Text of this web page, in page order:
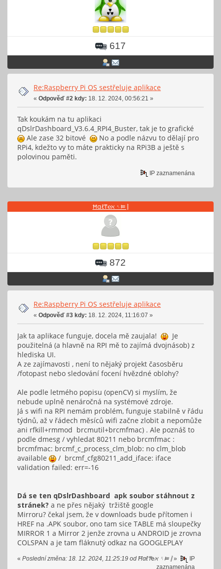
617
Re:Raspberry Pi OS sestřeluje aplikace
« Odpověď #2 kdy: 18. 12. 2024, 00:56:21 »
Tak koukám na tu aplikaci
qDslrDashboard_V3.6.4_RPI4_Buster, tak je to grafické
Ale zase 32 bitové
No a podle názvu to dělají pro
RPi4, kdežto vy to máte prakticky na RPi3B a ještě s
polovinou paměti.
IP zaznamenána
Ħαℓ₸℮ℵ ␏⫢ ⦚
872
Re:Raspberry Pi OS sestřeluje aplikace
« Odpověď #3 kdy: 18. 12. 2024, 11:16:07 »
Jak ta aplikace funguje, docela mě zaujala!
Je
použitelná (a hlavně na RPI mě to zajímá dvojnásob) z
hlediska UI.
A ze zajímavosti , není to nějaký projekt časosběru
/fotopast nebo sledování focení hvězdné oblohy?
Ale podle letmého popisu (openCV) si myslím, že
nebude uplně nenáročná na systémové zdroje.
Já s wifi na RPI nemám problém, funguje stabilně v řádu
týdnů, až v řádech měsíců wifi začne zlobit a nepomůže
ani rfkill+rmmod brcmutil+brcmfmac) . Ale poznáš to
podle dmesg / vyhledat 80211 nebo brcmfmac :
brcmfmac: brcmf_c_process_clm_blob: no clm_blob
available
/ brcmf_cfg80211_add_iface: iface
validation failed: err=-16
Dá se ten qDslrDashboard apk soubor stáhnout z
stránek? a ne přes nějaký tržiště google
Mirroru? čekal jsem, že v downloads bude přítomen i
HREF na .APK soubor, ono tam sice TABLE má sloupečky
MIRROR 1 a Mirror 2 jenže zrovna u ANDROID je zrovna
COLSPAN a je tam fláknutý odkaz na GOOGLEPLAY
« Poslední změna: 18. 12. 2024, 11:25:19 od Ħαℓ₸℮ℵ ␏⫢ ⦚»
IP
zaznamenána